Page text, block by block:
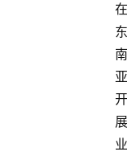
在
东
南
亚
开
展
业